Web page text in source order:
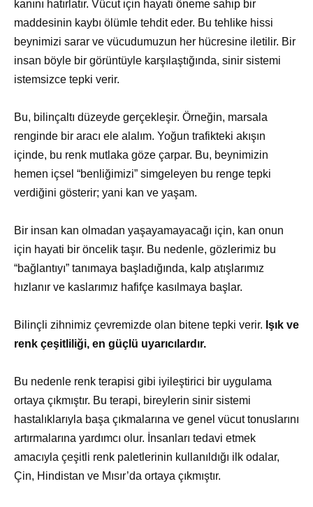
kanını hatırlatır. Vücut için hayati öneme sahip bir
maddesinin kaybı ölümle tehdit eder. Bu tehlike hissi
beynimizi sarar ve vücudumuzun her hücresine iletilir. Bir
insan böyle bir görüntüyle karşılaştığında, sinir sistemi
istemsizce tepki verir.
Bu, bilinçaltı düzeyde gerçekleşir. Örneğin, marsala
renginde bir aracı ele alalım. Yoğun trafikteki akışın
içinde, bu renk mutlaka göze çarpar. Bu, beynimizin
hemen içsel “benliğimizi” simgeleyen bu renge tepki
verdiğini gösterir; yani kan ve yaşam.
Bir insan kan olmadan yaşayamayacağı için, kan onun
için hayati bir öncelik taşır. Bu nedenle, gözlerimiz bu
“bağlantıyı” tanımaya başladığında, kalp atışlarımız
hızlanır ve kaslarımız hafifçe kasılmaya başlar.
Bilinçli zihnimiz çevremizde olan bitene tepki verir. Işık ve
renk çeşitliliği, en güçlü uyarıcılardır.
Bu nedenle renk terapisi gibi iyileştirici bir uygulama
ortaya çıkmıştır. Bu terapi, bireylerin sinir sistemi
hastalıklarıyla başa çıkmalarına ve genel vücut tonuslarını
artırmalarına yardımcı olur. İnsanları tedavi etmek
amacıyla çeşitli renk paletlerinin kullanıldığı ilk odalar,
Çin, Hindistan ve Mısır’da ortaya çıkmıştır.